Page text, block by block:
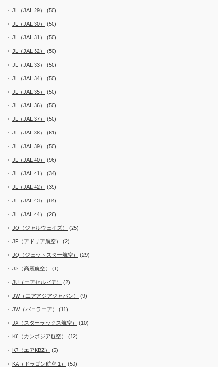
JL（JAL 29） (50)
JL（JAL 30） (50)
JL（JAL 31） (50)
JL（JAL 32） (50)
JL（JAL 33） (50)
JL（JAL 34） (50)
JL（JAL 35） (50)
JL（JAL 36） (50)
JL（JAL 37） (50)
JL（JAL 38） (61)
JL（JAL 39） (50)
JL（JAL 40） (96)
JL（JAL 41） (34)
JL（JAL 42） (39)
JL（JAL 43） (84)
JL（JAL 44） (26)
JO（ジャルウェイズ） (25)
JP（アドリア航空） (2)
JQ（ジェットスター航空） (29)
JS（高麗航空） (1)
JU（エアセルビア） (2)
JW（エアアジアジャパン） (9)
JW（バニラエア） (11)
JX（スターラックス航空） (10)
K6（カンボジア航空） (12)
K7（エアKBZ） (5)
KA（ドラゴン航空 1） (50)